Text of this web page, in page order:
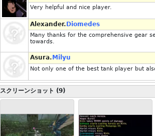
Very helpful and nice player.
Alexander. Diomedes
Many thanks for the comprehensive gear
towards.
Asura. Milyu
Not only one of the best tank player but
スクリーンショット (9)